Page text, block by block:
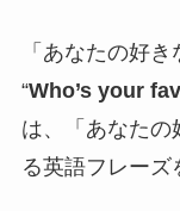
「あなたの好
“Who’s your
は、「あなたの
る英語フレーズ